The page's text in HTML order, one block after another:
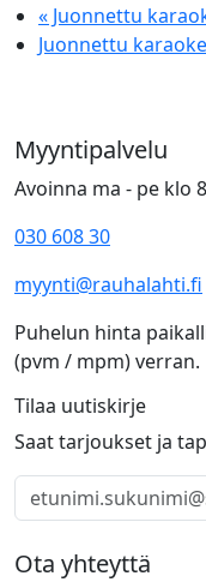
« Juonnettu
Juonnettu karaoke
Myyntipalvelu
Avoinna ma - pe klo
030 608 30
myynti@rauhalahti.fi
Puhelun hinta
(pvm / mpm) verran.
Tilaa uutiskirje
Saat tarjoukset ja
Ota yhteyttä